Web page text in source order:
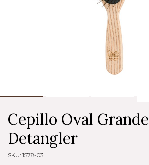
Cepillo Oval Grande
Detangler
SKU: 1578-03